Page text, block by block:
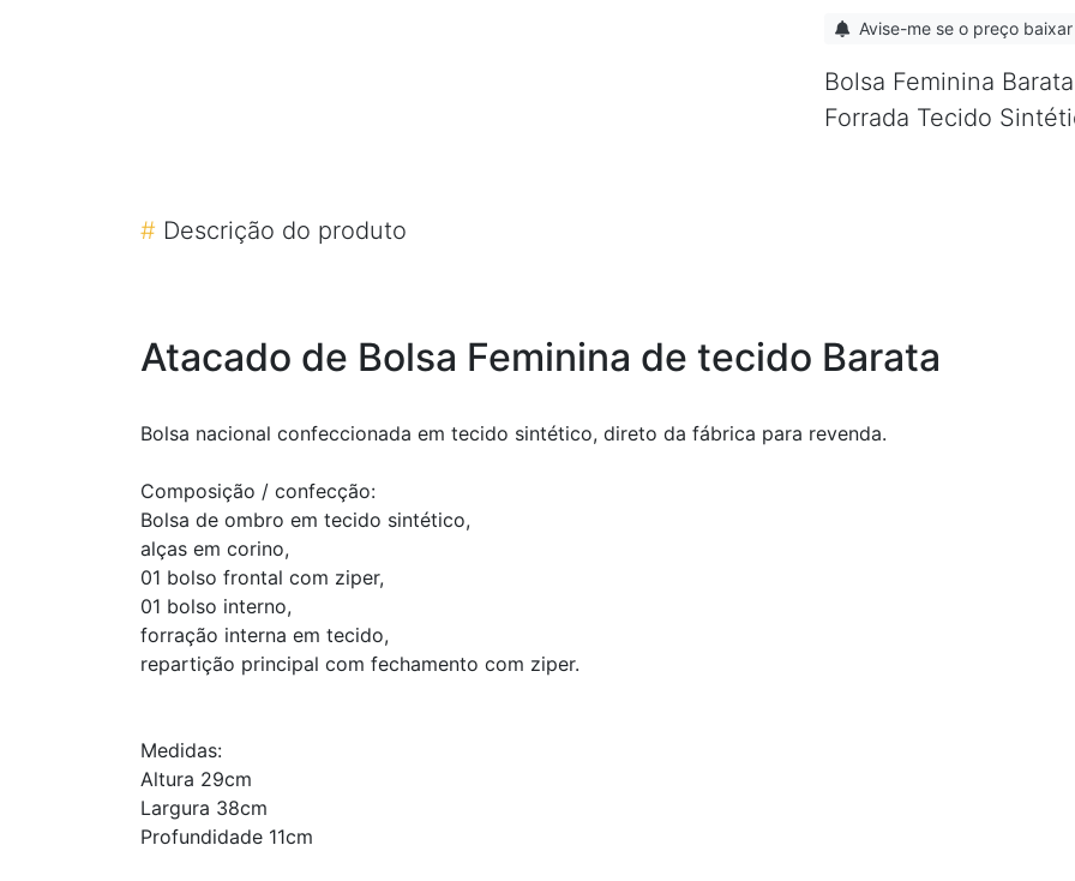
Avise-me se o preço baixar
Bolsa Feminina
Forrada Tecido
# Descrição do produto
Atacado de Bolsa Feminina de tecido Barata
Bolsa nacional confeccionada em tecido sintético, direto da fábrica para revenda.
Composição / confecção:
Bolsa de ombro em tecido sintético,
alças em corino,
01 bolso frontal com ziper,
01 bolso interno,
forração interna em tecido,
repartição principal com fechamento com ziper.
Medidas:
Altura 29cm
Largura 38cm
Profundidade 11cm